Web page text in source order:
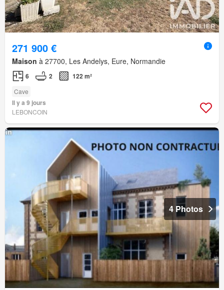
271 900 €
Maison à 27700, Les Andelys, Eure, Normandie
6 2 122 m²
Cave
Il y a 9 jours
LEBONCOIN
4 Photos